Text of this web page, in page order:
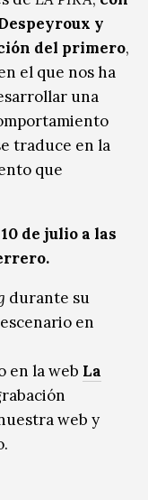
y
del primero,
el que nos ha
una
traduce en la
que
de julio a las
durante su
en
en la web La
web y